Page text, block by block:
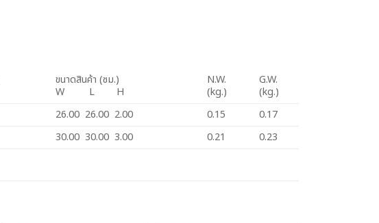
ขนาดสินค้า (ซม.)
W L H
N.W.
(kg.)
G.W.
(kg.)
26.00 26.00 2.00 0.15
0.17
30.00 30.00 3.00 0.21 0.23